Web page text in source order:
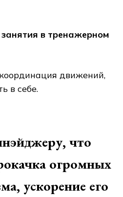
в тренажерном
движений,
в себе.
что
огромных
ускорение его